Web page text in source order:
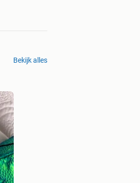
Bekijk alles